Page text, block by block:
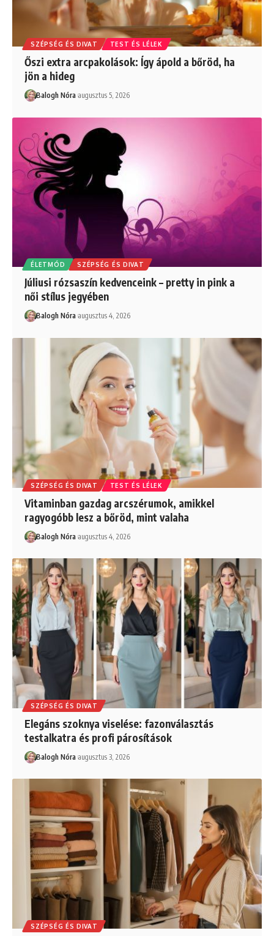
SZÉPSÉG ÉS DIVAT TEST ÉS LÉLEK
Őszi extra arcpakolások: Így ápold a bőröd, ha
jön a hideg
Balogh Nóra augusztus 5, 2026
ÉLETMÓD SZÉPSÉG ÉS DIVAT
Júliusi rózsaszín kedvenceink – pretty in pink a
női stílus jegyében
Balogh Nóra augusztus 4, 2026
SZÉPSÉG ÉS DIVAT TEST ÉS LÉLEK
Vitaminban gazdag arcszérumok, amikkel
ragyogóbb lesz a bőröd, mint valaha
Balogh Nóra augusztus 4, 2026
SZÉPSÉG ÉS DIVAT
Elegáns szoknya viselése: fazonválasztás
testalkatra és profi párosítások
Balogh Nóra augusztus 3, 2026
SZÉPSÉG ÉS DIVAT